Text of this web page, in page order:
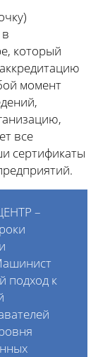
который
момент
все
сертификаты
–
подход к